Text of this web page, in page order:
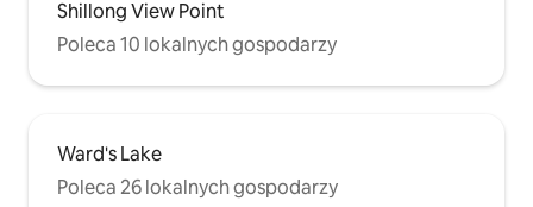
Shillong View Point
Poleca 10 lokalnych gospodarzy
Ward's Lake
Poleca 26 lokalnych gospodarzy